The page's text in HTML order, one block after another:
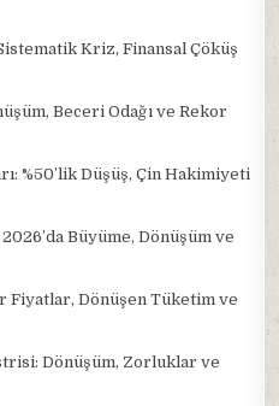
Kriz, Finansal Çöküş
Beceri Odağı ve Rekor
%50’lik Düşüş, Çin Hakimiyeti
Büyüme, Dönüşüm ve
Fiyatlar, Dönüşen Tüketim ve
Dönüşüm, Zorluklar ve